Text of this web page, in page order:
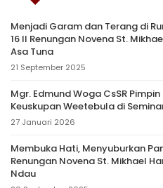
Menjadi Garam dan Terang di
16 II Renungan Novena St.
Asa Tuna
21 September 2025
Mgr. Edmund Woga CsSR
Keuskupan Weetebula di
27 Januari 2026
Membuka Hati, Menyuburkan
Renungan Novena St. Mikhael
Ndau